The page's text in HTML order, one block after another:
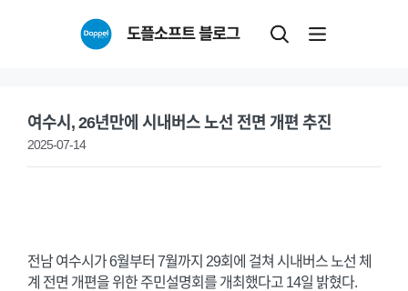
도플소프트 블로그
여수시, 26년만에 시내버스 노선 전면 개편 추진
2025-07-14
전남 여수시가 6월부터 7월까지 29회에 걸쳐 시내버스 노선 체
계 전면 개편을 위한 주민설명회를 개최했다고 14일 밝혔다.